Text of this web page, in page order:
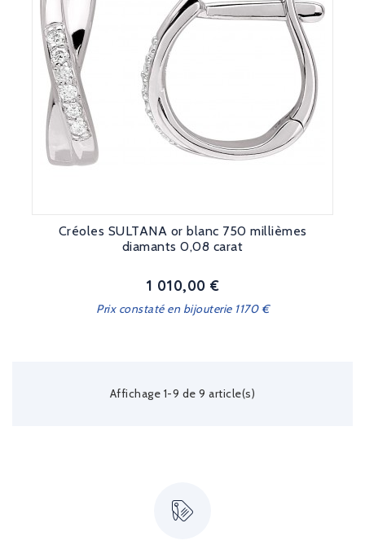
Créoles SULTANA or blanc 750 millièmes
diamants 0,08 carat
Prix
1 010,00 €
Prix constaté en bijouterie 1170 €
Affichage 1-9 de 9 article(s)